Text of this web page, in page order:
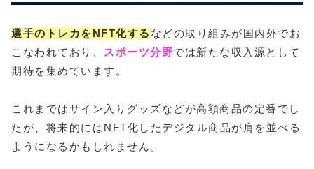
選手のトレカをNFT化する などの取り組みが国内外でお
こなわれており、
スポーツ分野では新たな収入源として
期待を集めています。
これまではサイン入りグッズなどが高額商品の定番でし
たが、将来的にはNFT化したデジタル商品が肩を並べる
ようになるかもしれません。